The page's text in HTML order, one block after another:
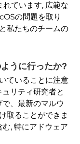
ています, 広範な
の問題を取り
私たちのチームの
うに行ったか?
ていることに注意
リティ研究者と
、最新のマルウ
取ることができま
, 特にアドウェア